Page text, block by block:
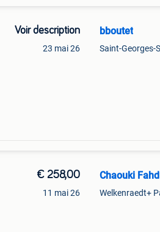
Voir description
23 mai 26
bboutet
€ 258,00
11 mai 26
Chaouki Fahd